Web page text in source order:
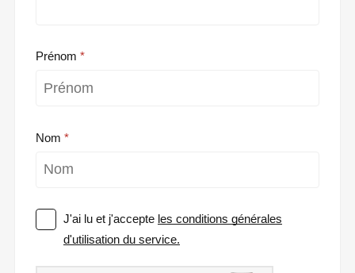
Prénom
Nom
J'ai lu et j'accepte les conditions générales
d'utilisation du service.